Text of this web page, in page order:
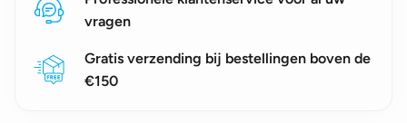
vragen
Gratis verzending bij bestellingen boven de
€150